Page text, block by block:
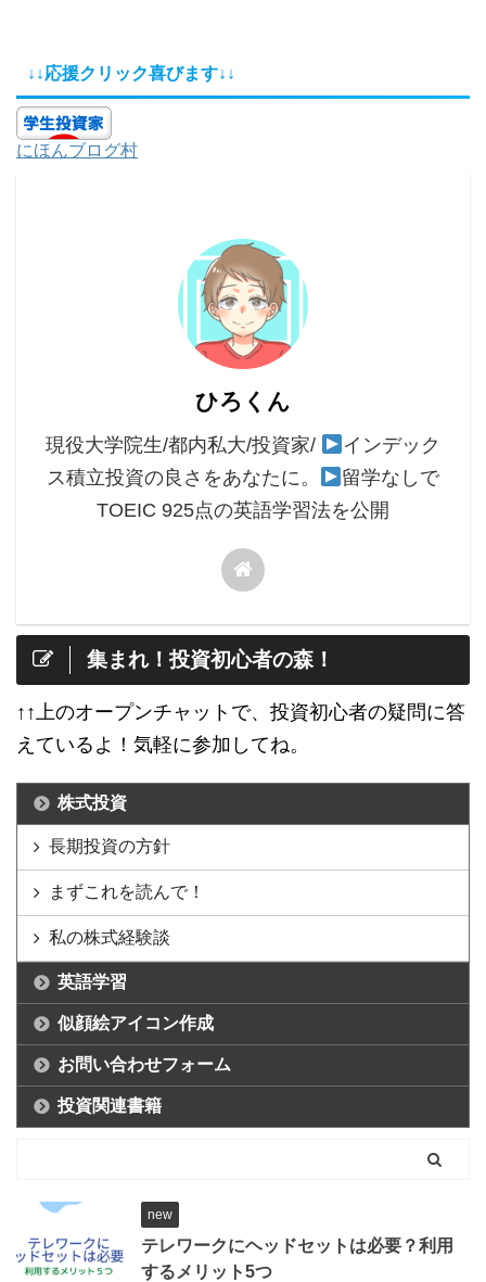
↓↓応援クリック喜びます↓↓
にほんブログ村
ひろくん
現役大学院生/都内私大/投資家/
インデック
ス積立投資の良さをあなたに。
留学なしで
TOEIC 925点の英語学習法を公開
集まれ！投資初心者の森！
↑↑上のオープンチャットで、投資初心者の疑問に答
えているよ！気軽に参加してね。
株式投資
長期投資の方針
まずこれを読んで！
私の株式経験談
英語学習
似顔絵アイコン作成
お問い合わせフォーム
投資関連書籍
new
テレワークにヘッドセットは必要？利用
するメリット5つ